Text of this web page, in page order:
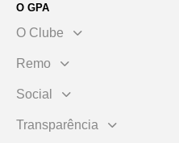
O GPA
O Clube
Remo
Social
Transparência